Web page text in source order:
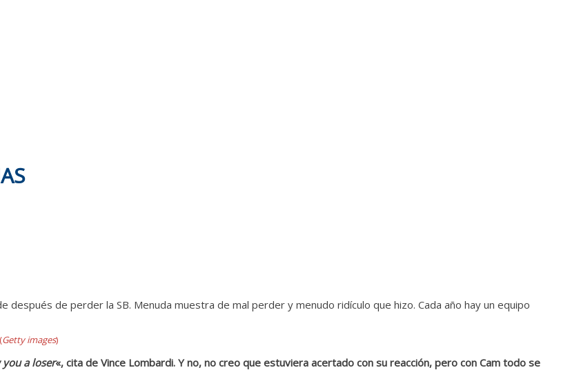
después de perder la SB. Menuda muestra de mal perder y menudo ridículo que hizo. Cada año hay un equipo
Getty images)
you a loser«, cita de Vince Lombardi. Y no, no creo que estuviera acertado con su reacción, pero con Cam todo se